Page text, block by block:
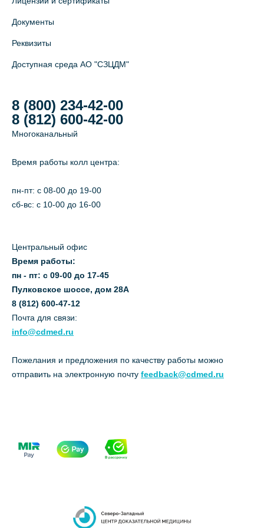
Документы
Реквизиты
Доступная среда АО "СЗЦДМ"
8 (800) 234-42-00
8 (812) 600-42-00
Многоканальный
Время работы колл центра:
пн-пт: c 08-00 до 19-00
сб-вс: с 10-00 до 16-00
Центральный офис
Время работы:
пн - пт: с 09-00 до 17-45
Пулковское шоссе, дом 28А
8 (812) 600-47-12
Почта для связи:
info@cdmed.ru
Пожелания и предложения по качеству работы можно
отправить на электронную почту feedback@cdmed.ru